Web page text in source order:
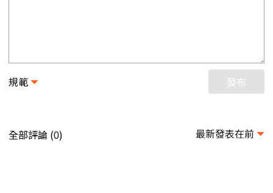
規範 發布
全部評論 (0) 最新發表在前